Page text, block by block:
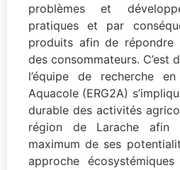
problèmes et
pratiques et par
produits afin de répondre
des consommateurs. C’est
l’équipe de recherche
Aquacole (ERG2A)
durable des activités
région de Larache
maximum de ses
approche